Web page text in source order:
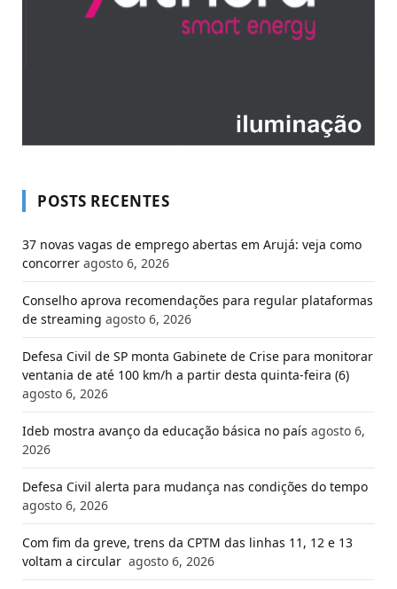
POSTS RECENTES
37 novas vagas de emprego abertas em Arujá: veja como
concorrer agosto 6, 2026
Conselho aprova recomendações para regular plataformas
de streaming agosto 6, 2026
Defesa Civil de SP monta Gabinete de Crise para monitorar
ventania de até 100 km/h a partir desta quinta-feira (6)
agosto 6, 2026
Ideb mostra avanço da educação básica no país agosto 6,
2026
Defesa Civil alerta para mudança nas condições do tempo
agosto 6, 2026
Com fim da greve, trens da CPTM das linhas 11, 12 e 13
voltam a circular agosto 6, 2026